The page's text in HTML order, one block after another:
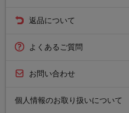
返品について
よくあるご質問
お問い合わせ
個人情報のお取り扱いについて